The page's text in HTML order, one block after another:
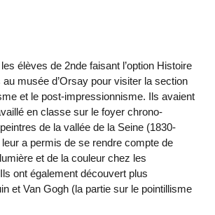
élèves de 2nde faisant l’option Histoire
musée d’Orsay pour visiter la section
et le post-impressionnisme. Ils avaient
en classe sur le foyer chrono-
de la vallée de la Seine (1830-
a permis de se rendre compte de
et de la couleur chez les
ont également découvert plus
et Van Gogh (la partie sur le pointillisme